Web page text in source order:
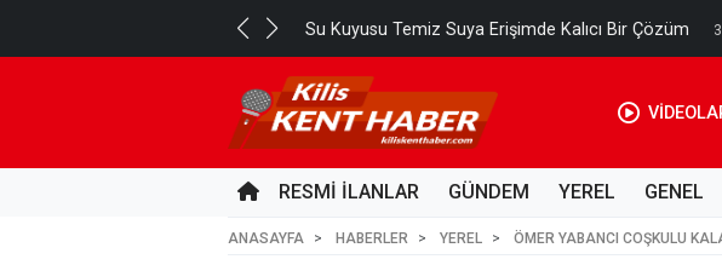
Su Kuyusu Temiz Suya Erişimde Kalıcı Bir Çözüm
RESMİ İLANLAR GÜNDEM YEREL GENEL
ANASAYFA HABERLER YEREL ÖMER YABANCI COŞKULU